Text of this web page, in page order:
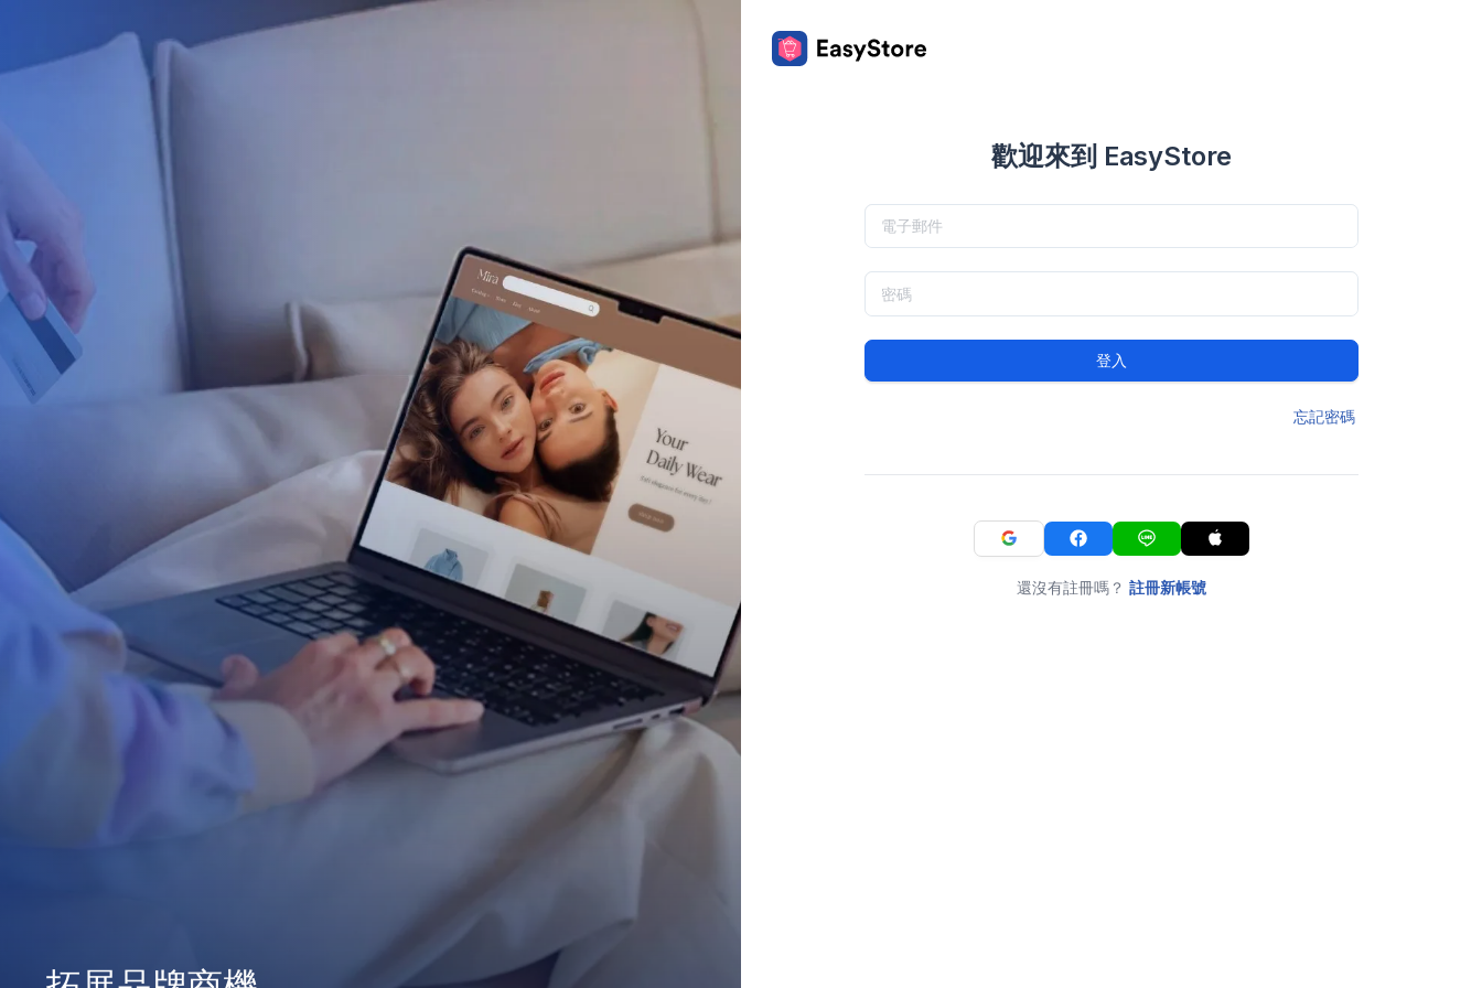
歡迎來到 EasyStore
登入
忘記密碼
還沒有註冊嗎？ 註冊新帳號